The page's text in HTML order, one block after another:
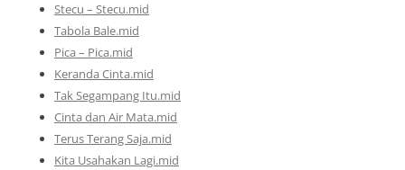
Stecu – Stecu.mid
Tabola Bale.mid
Pica – Pica.mid
Keranda Cinta.mid
Tak Segampang Itu.mid
Cinta dan Air Mata.mid
Terus Terang Saja.mid
Kita Usahakan Lagi.mid